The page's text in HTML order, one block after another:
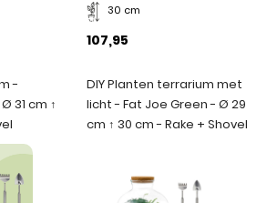
30 cm
107,95
-
31 cm ↑
DIY Planten terrarium met
licht - Fat Joe Green - Ø 29
cm ↑ 30 cm - Rake + Shovel